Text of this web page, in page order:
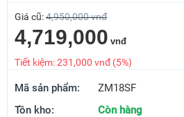
Giá cũ:4,950,000vnđ
4,719,000 vnđ
Tiết kiệm:231,000 vnđ (5%)
Mã sản phẩm:
ZM18SF
Tồn kho:
Còn hàng